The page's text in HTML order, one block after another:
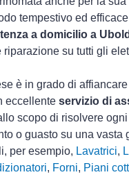
tempestivo ed
a domicilio a
riparazione su tutti gli
è in grado di
eccellente servizio di
scopo di risolvere
o guasto su una vasta
per esempio, Lavatrici,
, Forni, Piani